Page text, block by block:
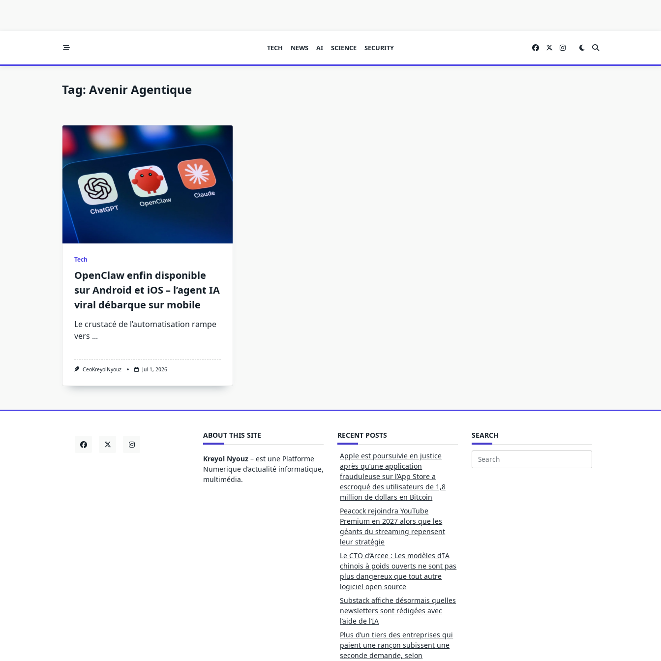
TECH NEWS AI SCIENCE SECURITY
Tag: Avenir Agentique
Tech
OpenClaw enfin disponible
sur Android et iOS – l’agent IA
viral débarque sur mobile
Le crustacé de l’automatisation rampe
vers ...
CeoKreyolNyouz Jul 1, 2026
ABOUT THIS SITE
Kreyol Nyouz – est une Platforme
Numerique d’actualité informatique,
multimédia.
RECENT POSTS
Apple est poursuivie en justice
après qu’une application
frauduleuse sur l’App Store a
escroqué des utilisateurs de 1,8
million de dollars en Bitcoin
Peacock rejoindra YouTube
Premium en 2027 alors que les
géants du streaming repensent
leur stratégie
Le CTO d’Arcee : Les modèles d’IA
chinois à poids ouverts ne sont pas
plus dangereux que tout autre
logiciel open source
Substack affiche désormais quelles
newsletters sont rédigées avec
l’aide de l’IA
Plus d’un tiers des entreprises qui
paient une rançon subissent une
seconde demande, selon
SEARCH
Search